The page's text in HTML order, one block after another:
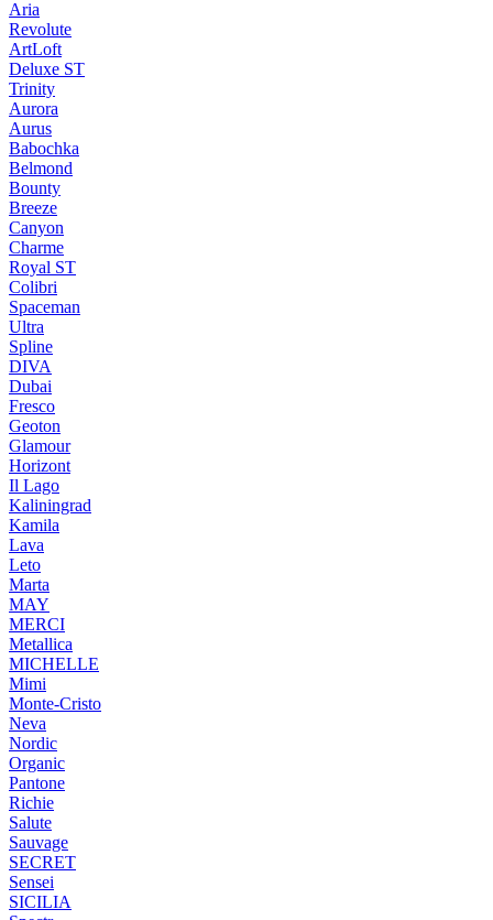
Aria
Revolute
ArtLoft
Deluxe ST
Trinity
Aurora
Aurus
Babochka
Belmond
Bounty
Breeze
Canуon
Charme
Royal ST
Colibri
Spaceman
Ultra
Spline
DIVA
Dubai
Fresco
Geoton
Glamour
Horizont
Il Lago
Kaliningrad
Kamila
Lava
Leto
Marta
MAY
MERCI
Metallica
MICHELLE
Mimi
Monte-Cristo
Neva
Nordic
Organic
Pantone
Richie
Salute
Sauvage
SECRET
Sensei
SICILIA